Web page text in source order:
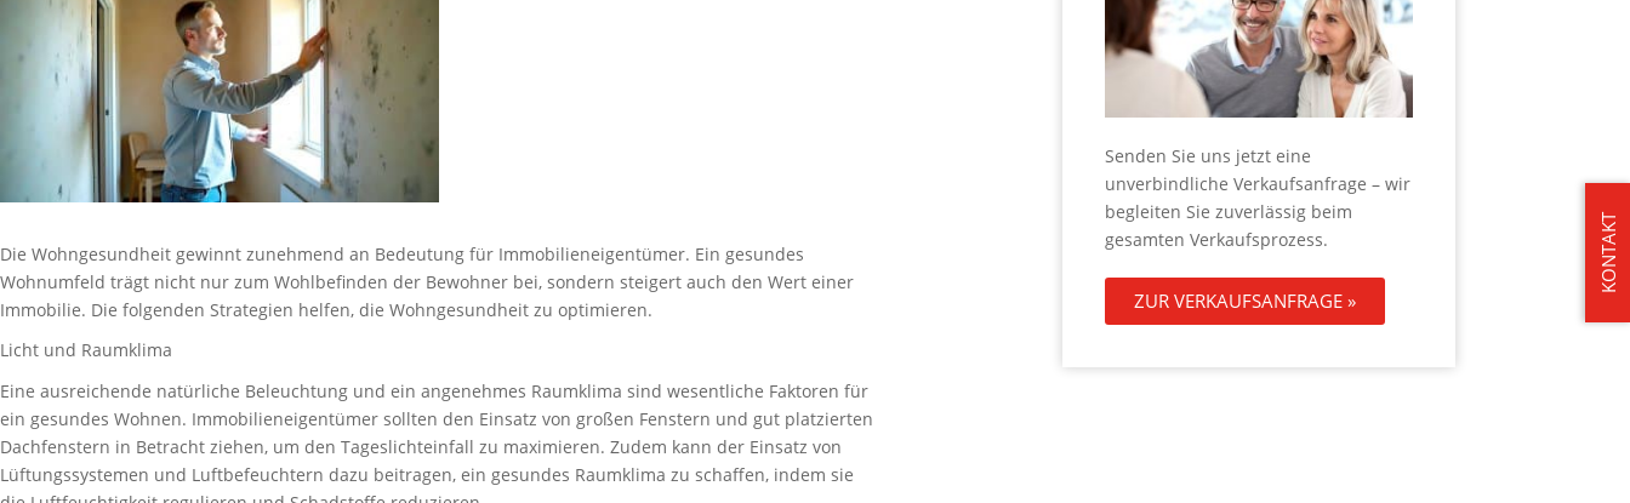
KONTAKT
Die Wohngesundheit gewinnt zunehmend an Bedeutung für Immobilieneigentümer. Ein gesundes
Wohnumfeld trägt nicht nur zum Wohlbefinden der Bewohner bei, sondern steigert auch den Wert einer
Immobilie. Die folgenden Strategien helfen, die Wohngesundheit zu optimieren.
Licht und Raumklima
Eine ausreichende natürliche Beleuchtung und ein angenehmes Raumklima sind wesentliche Faktoren für
ein gesundes Wohnen. Immobilieneigentümer sollten den Einsatz von großen Fenstern und gut platzierten
Dachfenstern in Betracht ziehen, um den Tageslichteinfall zu maximieren. Zudem kann der Einsatz von
Lüftungssystemen und Luftbefeuchtern dazu beitragen, ein gesundes Raumklima zu schaffen, indem sie
Senden Sie uns jetzt eine
unverbindliche Verkaufsanfrage – wir
begleiten Sie zuverlässig beim
gesamten Verkaufsprozess.
ZUR VERKAUFSANFRAGE »